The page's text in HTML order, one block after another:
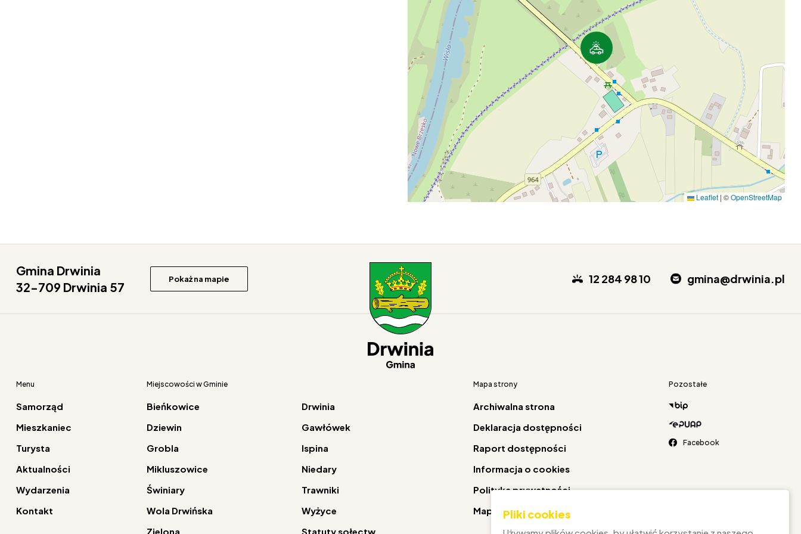
Leaflet | ©OpenStreetMap
Gmina Drwinia
32-709 Drwinia 57
Pokaż na mapie 12 284 98 10 gmina@drwinia.pl
Menu
Samorząd
Mieszkaniec
Turysta
Aktualności
Wydarzenia
Kontakt
Miejscowości w Gminie
Bieńkowice
Drwinia
Dziewin
Gawłówek
Grobla
Ispina
Mikluszowice
Niedary
Świniary
Trawniki
Wola Drwińska
Wyżyce
Zielona
Statuty sołectw
Mapa strony
Archiwalna strona
Deklaracja dostępności
Raport dostępności
Informacja o cookies
Polityka prywatności
Mapa strony
Pozostałe
Facebook
Pliki cookies